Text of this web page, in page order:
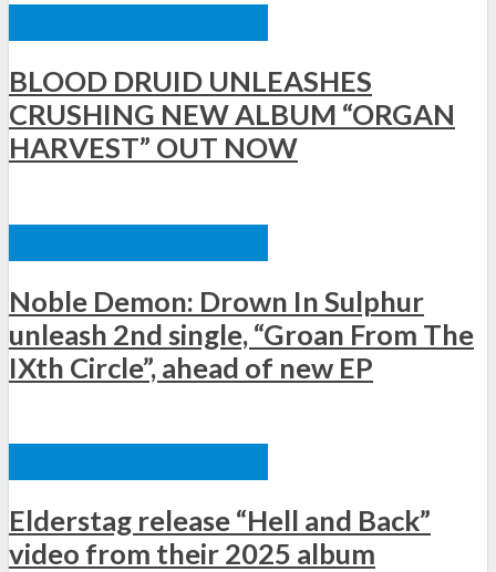
BLOOD DRUID UNLEASHES
CRUSHING NEW ALBUM “ORGAN
HARVEST” OUT NOW
Noble Demon: Drown In Sulphur
unleash 2nd single, “Groan From The
IXth Circle”, ahead of new EP
Elderstag release “Hell and Back”
video from their 2025 album